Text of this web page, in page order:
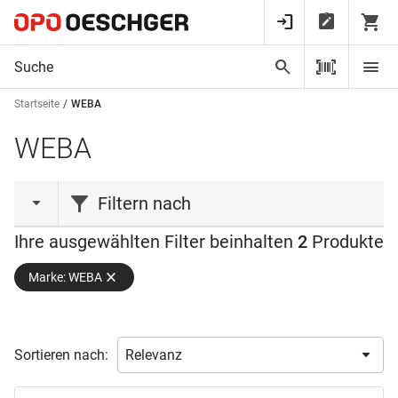
Startseite WEBA
WEBA
Filtern nach
Material
HSS (Hochleistungsschnellstahl)
Bohrer-ø
14.4 mm
(1)
(1)
Ihre ausgewählten Filter beinhalten 2 Produkte
Marke: WEBA
Sortieren nach: